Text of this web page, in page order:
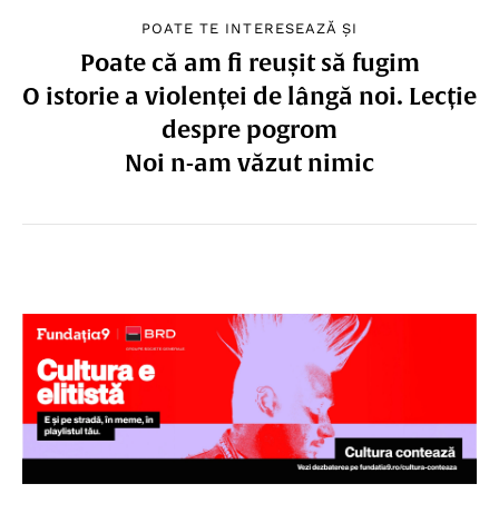
POATE TE INTERESEAZĂ ȘI
Poate că am fi reușit să fugim
O istorie a violenței de lângă noi. Lecție
despre pogrom
Noi n-am văzut nimic